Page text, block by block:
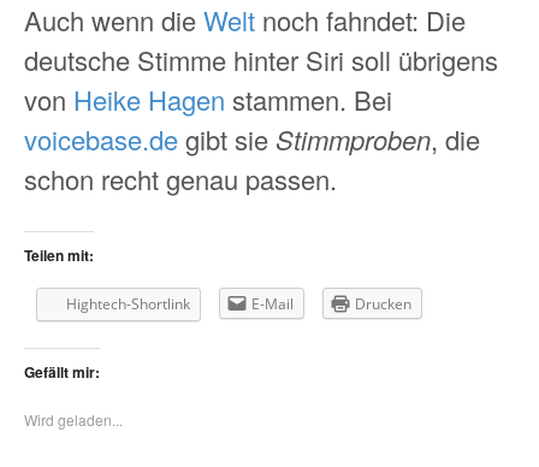
Auch wenn dieWelt noch fahndet: Die
deutsche Stimme hinter Siri soll übrigens
von Heike Hagen stammen. Bei
voicebase.degibt sie Stimmproben, die
schon recht genau passen.
Teilen mit:
Hightech-Shortlink E-Mail Drucken
Gefällt mir:
Wird geladen...